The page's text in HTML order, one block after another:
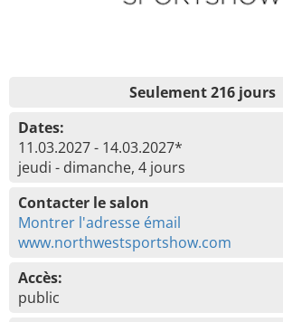
Seulement 216 jours
Dates:
11.03.2027 - 14.03.2027*
jeudi - dimanche, 4 jours
Contacter le salon
Montrer l'adresse émail
www.northwestsportshow.com
Accès:
public